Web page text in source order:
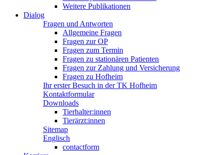
Weitere Publikationen
Dialog
Fragen und Antworten
Allgemeine Fragen
Fragen zur OP
Fragen zum Termin
Fragen zu stationären Patienten
Fragen zur Zahlung und Versicherung
Fragen zu Hofheim
Ihr erster Besuch in der TK Hofheim
Kontaktformular
Downloads
Tierhalter:innen
Tierärzt:innen
Sitemap
Englisch
contactform